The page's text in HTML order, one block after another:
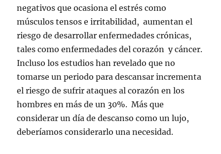
negativos que ocasiona el estrés como
músculos tensos e irritabilidad, aumentan el
riesgo de desarrollar enfermedades crónicas,
tales como enfermedades del corazón y cáncer.
Incluso los estudios han revelado que no
tomarse un periodo para descansar incrementa
el riesgo de sufrir ataques al corazón en los
hombres en más de un 30%. Más que
considerar un día de descanso como un lujo,
deberíamos considerarlo una necesidad.